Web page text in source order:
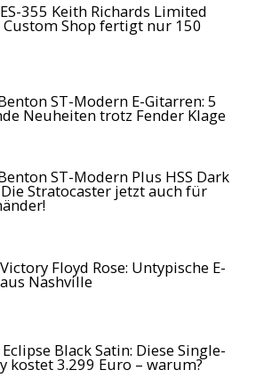
355 Keith Richards Limited
Custom Shop fertigt nur 150
ST-Modern E-Gitarren: 5
Neuheiten trotz Fender Klage
ST-Modern Plus HSS Dark
Stratocaster jetzt auch für
Floyd Rose: Untypische E-
Nashville
Eclipse Black Satin: Diese Single-
kostet 3.299 Euro – warum?